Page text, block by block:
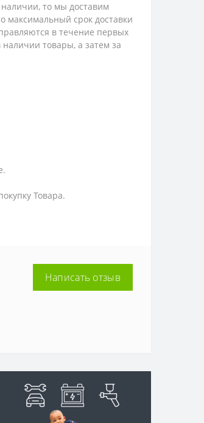
то мы доставим
максимальный срок доставки
в течение первых
товары, а затем за
Товара.
Написать отзыв